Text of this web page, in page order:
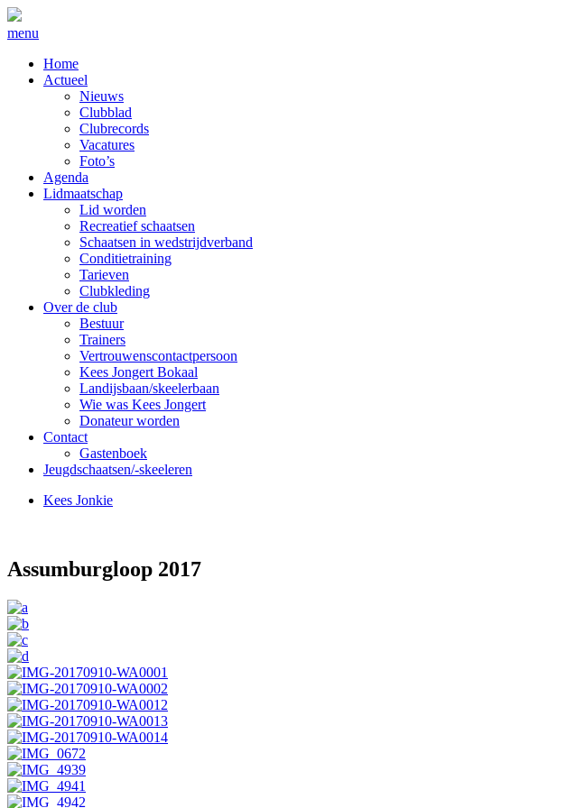
menu
Home
Actueel
Nieuws
Clubblad
Clubrecords
Vacatures
Foto’s
Agenda
Lidmaatschap
Lid worden
Recreatief schaatsen
Schaatsen in wedstrijdverband
Conditietraining
Tarieven
Clubkleding
Over de club
Bestuur
Trainers
Vertrouwenscontactpersoon
Kees Jongert Bokaal
Landijsbaan/skeelerbaan
Wie was Kees Jongert
Donateur worden
Contact
Gastenboek
Jeugdschaatsen/-skeeleren
Kees Jonkie
Assumburgloop 2017